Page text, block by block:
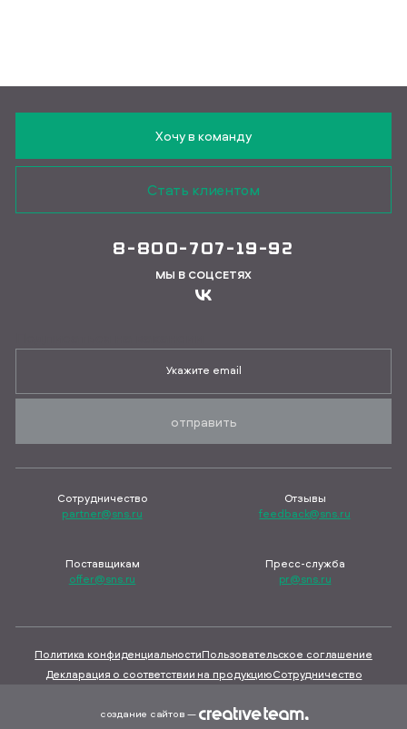
Хочу в команду
Стать клиентом
8-800-707-19-92
МЫ В СОЦСЕТЯХ
отправить
Сотрудничество
partner@sns.ru
Отзывы
feedback@sns.ru
Поставщикам
offer@sns.ru
Пресс-служба
pr@sns.ru
Политика конфиденциальностиПользовательское соглашение
Декларация о соответствии на продукциюСотрудничество
создание сайтов —